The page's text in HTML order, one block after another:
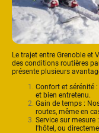
Le trajet entre Grenoble et
des conditions routières
présente plusieurs
Confort et sérénité
et bien entretenu.
Gain de temps :
routes, même en
Service sur mesure
l'hôtel, ou